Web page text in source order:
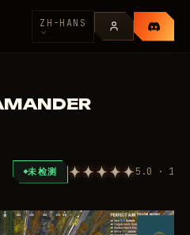
ZH-HANS
未检测 5.0 · 1